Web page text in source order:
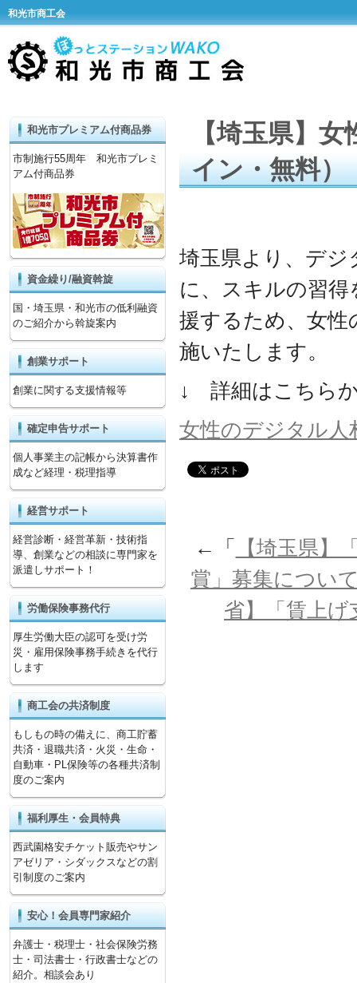
和光市商工会
【埼玉県】
イン・無料）
埼玉県より、デジ
に、スキルの習
援するため、女性
施いたします。
↓ 詳細はこちら
女性のデジタル人
←「
【埼玉県】
賞」募集につい
省】「賃上
和光市プレミアム付商品券
市制施行55周年 和光市プレミ
アム付商品券
資金繰り/融資斡旋
国・埼玉県・和光市の低利融資
のご紹介から斡旋案内
創業サポート
創業に関する支援情報等
確定申告サポート
個人事業主の記帳から決算書作
成など経理・税理指導
経営サポート
経営診断・経営革新・技術指
導、創業などの相談に専門家を
派遣しサポート！
労働保険事務代行
厚生労働大臣の認可を受け労
災・雇用保険事務手続きを代行
します
商工会の共済制度
もしもの時の備えに、商工貯蓄
共済・退職共済・火災・生命・
自動車・PL保険等の各種共済制
度のご案内
福利厚生・会員特典
西武園格安チケット販売やサン
アゼリア・シダックスなどの割
引制度のご案内
安心！会員専門家紹介
弁護士・税理士・社会保険労務
士・司法書士・行政書士などの
紹介。相談会あり